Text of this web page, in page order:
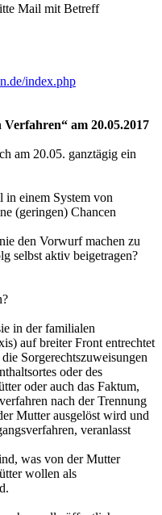
Mail mit Betreff
index.php
am 20.05.2017
am 20.05. ganztägig ein
in einem System von
(geringen) Chancen
den Vorwurf machen zu
selbst aktiv beigetragen?
in der familialen
auf breiter Front entrechtet
Sorgerechtszuweisungen
oder des
oder auch das Faktum,
nach der Trennung
Mutter ausgelöst wird und
veranlasst
was von der Mutter
wollen als